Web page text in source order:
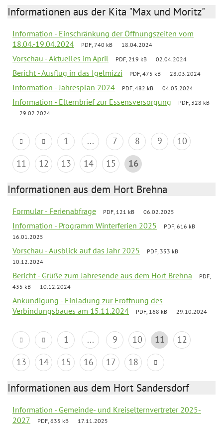
Informationen aus der Kita "Max und Moritz"
Information - Einschränkung der Öffnungszeiten vom
18.04.-19.04.2024
PDF, 740 kB 18.04.2024
Vorschau - Aktuelles im April PDF, 219 kB 02.04.2024
Bericht - Ausflug in das Igelmizzi PDF, 475 kB 28.03.2024
Information - Jahresplan 2024 PDF, 482 kB 04.03.2024
Information - Elternbrief zur Essensversorgung
PDF, 328 kB
29.02.2024
1 ... 7 8 9
10
11
12 13 14 15 16
Informationen aus dem Hort Brehna
Formular - Ferienabfrage PDF, 121 kB 06.02.2025
Information - Programm Winterferien 2025
PDF, 616 kB
16.01.2025
Vorschau - Ausblick auf das Jahr 2025
PDF, 353 kB
10.12.2024
Bericht - Grüße zum Jahresende aus dem Hort Brehna
PDF,
435 kB
10.12.2024
Ankündigung - Einladung zur Eröffnung des
Verbindungsbaues am 15.11.2024
PDF, 168 kB 29.10.2024
1 ... 9 10 11
12
13
14 15 16 17 18
Informationen aus dem Hort Sandersdorf
Information - Gemeinde- und Kreiselternvertreter 2025-
2027
PDF, 635 kB 17.11.2025